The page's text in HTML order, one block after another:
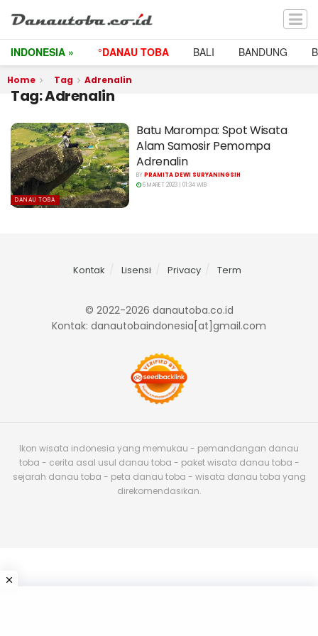
INDONESIA » °DANAU TOBA BALI BANDUNG
Home Tag Adrenalin
Tag:Adrenalin
DANAU TOBA
Batu Marompa: Spot Wisata
Alam Samosir Pemompa
Adrenalin
BYPRAMITA DEWI SURYANINGSIH
6 MARET 2023 | 01:34 WIB
Kontak Lisensi Privacy Term
© 2022-2026 danautoba.co.id
Kontak: danautobaindonesia[at]gmail.com
Ikon wisata indonesia yang memukau - pemandangan danau
toba - cerita asal usul danau toba - paket wisata danau toba -
sejarah danau toba - peta danau toba - wisata danau toba yang
direkomendasikan.